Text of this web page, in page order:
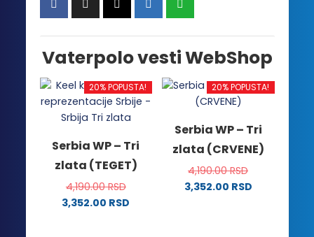
Vaterpolo vesti WebShop
20% POPUSTA!
Serbia WP – Tri
zlata (TEGET)
4,190.00RSD
3,352.00 RSD
20% POPUSTA!
Serbia WP – Tri
zlata (CRVENE)
4,190.00RSD
3,352.00 RSD